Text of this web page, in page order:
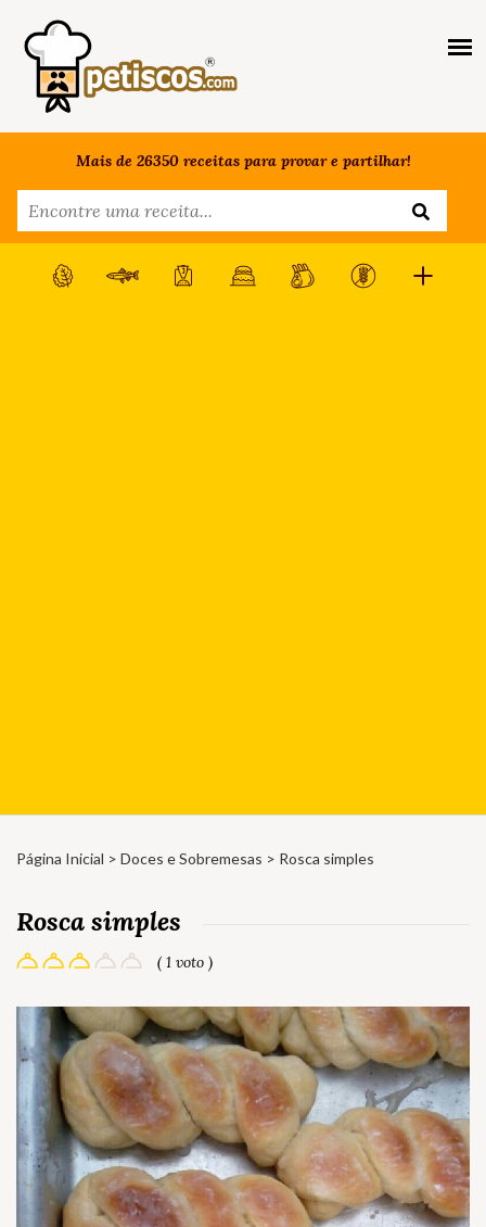
Mais de 26350 receitas para provar e partilhar!
Página Inicial > Doces e Sobremesas > Rosca simples
Rosca simples
( 1 voto )